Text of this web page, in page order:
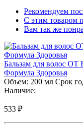
Рекомендуем
С этим товаром
Вам так же
Бальзам для волос
Формула Здоровья
Объем: 200 мл Срок
Наличие:
533 ₽